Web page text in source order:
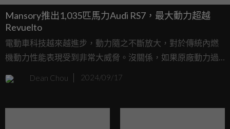
Mansory推出1,035匹馬力Audi RS7，最大動力超越
Revuelto
電動車科技越來越進步，動力隨之不斷放大，對於傳統內燃
機動力性能表現受到非常大威脅。沒關係，如果原廠動力過
於保守，廠外升級會是一個好選項，德國改裝廠Mansory針
對Audi RS7推出性能套件，最大馬力來到1035匹，三秒內破
Dean Chou 2024/09/17